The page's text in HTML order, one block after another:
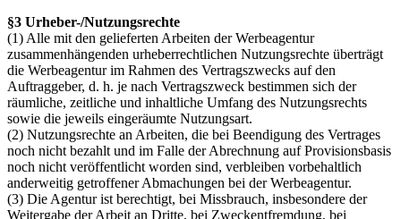
§3 Urheber-/Nutzungsrechte
(1) Alle mit den gelieferten Arbeiten der Werbeagentur
zusammenhängenden urheberrechtlichen Nutzungsrechte überträgt
die Werbeagentur im Rahmen des Vertragszwecks auf den
Auftraggeber, d. h. je nach Vertragszweck bestimmen sich der
räumliche, zeitliche und inhaltliche Umfang des Nutzungsrechts
sowie die jeweils eingeräumte Nutzungsart.
(2) Nutzungsrechte an Arbeiten, die bei Beendigung des Vertrages
noch nicht bezahlt und im Falle der Abrechnung auf Provisionsbasis
noch nicht veröffentlicht worden sind, verbleiben vorbehaltlich
anderweitig getroffener Abmachungen bei der Werbeagentur.
(3) Die Agentur ist berechtigt, bei Missbrauch, insbesondere der
Weitergabe der Arbeit an Dritte, bei Zweckentfremdung, bei